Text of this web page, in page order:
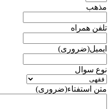
مذهب
تلفن همراه
ایمیل(ضروری)
نوع سوال
متن استفتاء(ضروری)